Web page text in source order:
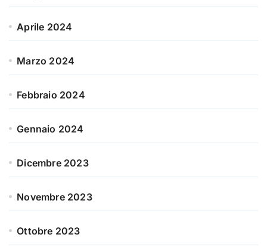
Aprile 2024
Marzo 2024
Febbraio 2024
Gennaio 2024
Dicembre 2023
Novembre 2023
Ottobre 2023